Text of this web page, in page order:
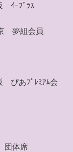
ｲｰﾌﾟﾗｽ
夢組会員
ぴあﾌﾟﾚﾐｱﾑ会
体席